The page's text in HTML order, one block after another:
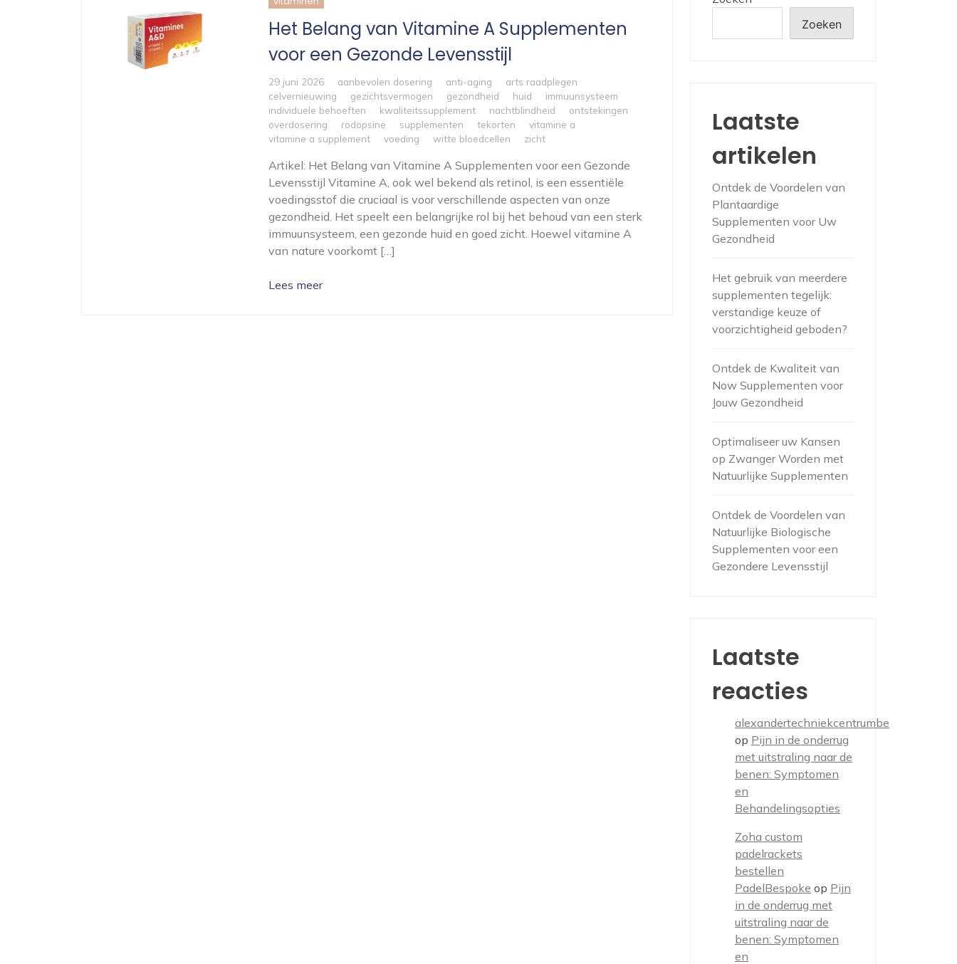
Het Belang van Vitamine A Supplementen
voor een Gezonde Levensstijl
29 juni 2026 aanbevolen dosering anti-aging
arts raadplegen
celvernieuwing
gezichtsvermogen gezondheid huid
immuunsysteem
individuele behoeften
kwaliteitssupplement nachtblindheid
ontstekingen
overdosering
rodopsine supplementen tekorten
vitamine a
vitamine a supplement
voeding witte bloedcellen zicht
Artikel: Het Belang van Vitamine A Supplementen voor een Gezonde
Levensstijl Vitamine A, ook wel bekend als retinol, is een essentiële
voedingsstof die cruciaal is voor verschillende aspecten van onze
gezondheid. Het speelt een belangrijke rol bij het behoud van een sterk
immuunsysteem, een gezonde huid en goed zicht. Hoewel vitamine A
van nature voorkomt […]
Lees meer
Zoeken
Laatste
artikelen
Ontdek de Voordelen van
Plantaardige
Supplementen voor Uw
Gezondheid
Het gebruik van meerdere
supplementen tegelijk:
verstandige keuze of
voorzichtigheid geboden?
Ontdek de Kwaliteit van
Now Supplementen voor
Jouw Gezondheid
Optimaliseer uw Kansen
op Zwanger Worden met
Natuurlijke Supplementen
Ontdek de Voordelen van
Natuurlijke Biologische
Supplementen voor een
Gezondere Levensstijl
Laatste
reacties
alexandertechniekcentrumbe
op Pijn in de onderrug
met uitstraling naar de
benen: Symptomen
en
Behandelingsopties
Zoha custom
padelrackets
bestellen
PadelBespoke op Pijn
in de onderrug met
uitstraling naar de
benen: Symptomen
en